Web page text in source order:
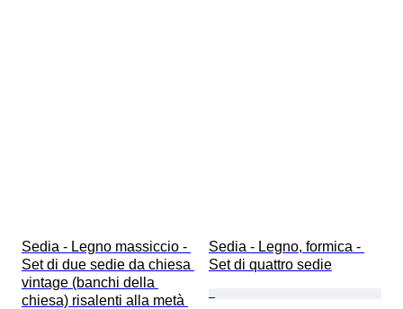
Sedia - Legno massiccio -
Set di due sedie da chiesa
vintage (banchi della
chiesa) risalenti alla metà
Sedia - Legno, formica -
Set di quattro sedie